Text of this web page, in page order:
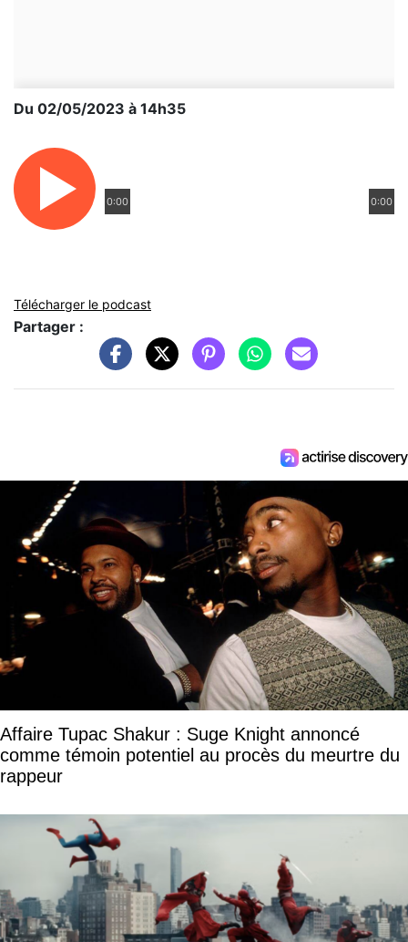
Du 02/05/2023 à 14h35
0:00 0:00
Télécharger le podcast
Partager :
Affaire Tupac Shakur : Suge Knight annoncé
comme témoin potentiel au procès du meurtre du
rappeur